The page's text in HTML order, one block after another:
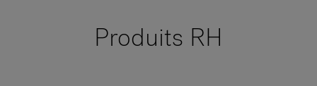
Produits RH